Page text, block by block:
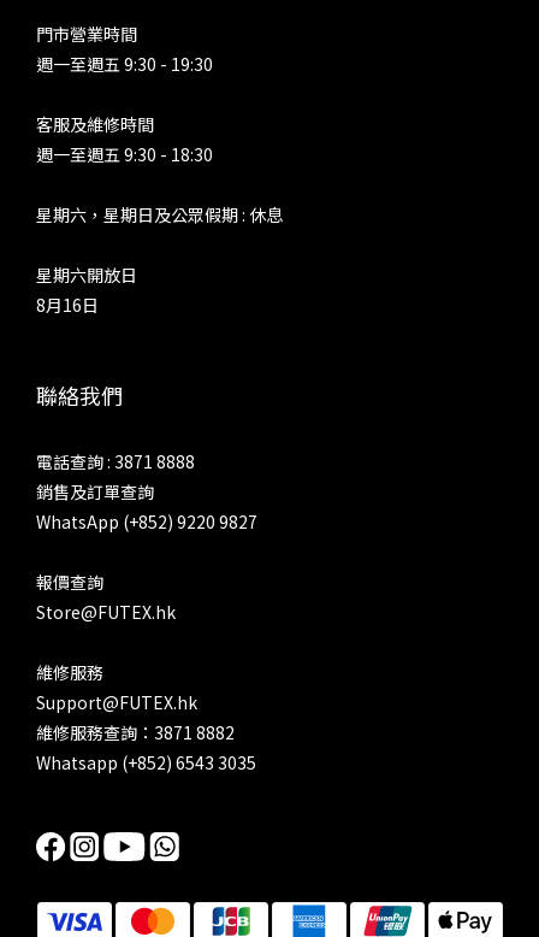
門市營業時間
週一至週五 9:30 - 19:30
客服及維修時間
週一至週五 9:30 - 18:30
星期六，星期日及公眾假期 : 休息
星期六開放日
8月16日
聯絡我們
電話查詢 : 3871 8888
銷售及訂單查詢
WhatsApp (+852) 9220 9827
報價查詢
Store@FUTEX.hk
維修服務
Support@FUTEX.hk
維修服務查詢：3871 8882
Whatsapp (+852) 6543 3035